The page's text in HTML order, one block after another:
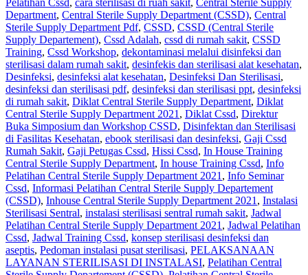
Department, Central Sterile Supply Department (CSSD), Central
Sterile Supply Department Pdf, CSSD, CSSD (Central Sterile
Supply Departement), Cssd Adalah, cssd di rumah sakit, CSSD
Training, Cssd Workshop, dekontaminasi melalui disinfeksi dan
sterilisasi dalam rumah sakit, desinfekis dan sterilisasi alat kesehatan,
Desinfeksi, desinfeksi alat kesehatan, Desinfeksi Dan Sterilisasi,
desinfeksi dan sterilisasi pdf, desinfeksi dan sterilisasi ppt, desinfeksi
di rumah sakit, Diklat Central Sterile Supply Department, Diklat
Central Sterile Supply Department 2021 , Diklat Cssd, Direktur
Buka Simposium dan Workshop CSSD, Disinfektan dan Sterilisasi
di Fasilitas Kesehatan, ebook sterilisasi dan desinfeksi, Gaji Cssd
Rumah Sakit, Gaji Petugas Cssd, Hissi Cssd, In House Training
Central Sterile Supply Department, In house Training Cssd, Info
Pelatihan Central Sterile Supply Department 2021 , Info Seminar
Cssd, Informasi Pelatihan Central Sterile Supply Departement
(CSSD), Inhouse Central Sterile Supply Department 2021 , Instalasi
Sterilisasi Sentral, instalasi sterilisasi sentral rumah sakit, Jadwal
Pelatihan Central Sterile Supply Department 2021 , Jadwal Pelatihan
Cssd, Jadwal Training Cssd, konsep sterilisasi desinfeksi dan
aseptis, Pedoman instalasi pusat sterilisasi, PELAKSANAAN
LAYANAN STERILISASI DI INSTALASI, Pelatihan Central